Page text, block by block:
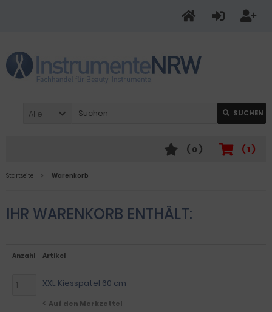
Alle SUCHEN
( 1 )
( 0 )
Startseite Warenkorb
IHR WARENKORB ENTHÄLT:
Anzahl Artikel
XXL Kiesspatel 60 cm
Auf den Merkzettel